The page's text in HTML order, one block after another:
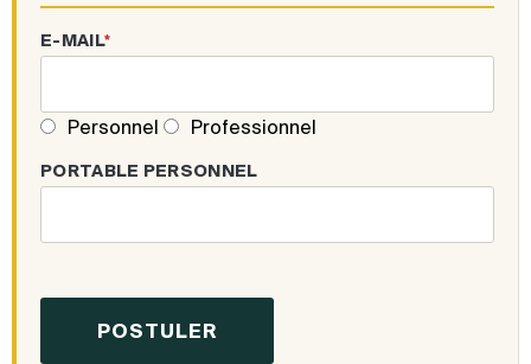
E-MAIL*
Personnel Professionnel
PORTABLE PERSONNEL